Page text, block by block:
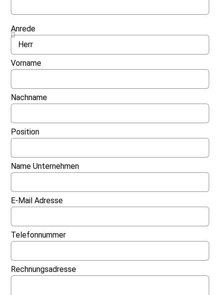
Anrede
Vorname
Nachname
Position
Name Unternehmen
E-Mail Adresse
Telefonnummer
Rechnungsadresse